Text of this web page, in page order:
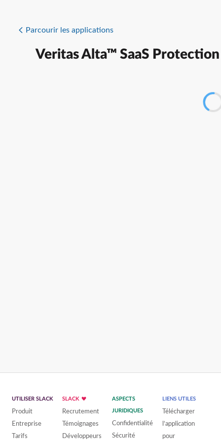
Parcourir les applications
Veritas Alta™ SaaS
UTILISER SLACK
Produit
Entreprise
Tarifs
SLACK
Recrutement
Témoignages
Développeurs
ASPECTS
JURIDIQUES
Confidentialité
Sécurité
LIENS UTILES
Télécharger
l’application
pour